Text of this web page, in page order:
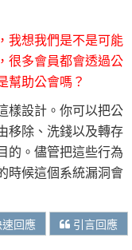
我想我們是不是可能
很多會員都會透過公
幫助公會嗎？
樣設計。你可以把公
移除、洗錢以及轉存
的。儘管把這些行為
時候這個系統漏洞會
回應 引言回應